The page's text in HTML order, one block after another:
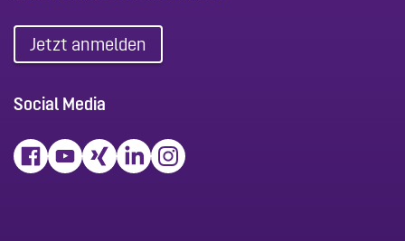
Jetzt anmelden
Social Media